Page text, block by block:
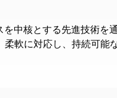
中核とする先進技術を
軟に対応し、持続可能